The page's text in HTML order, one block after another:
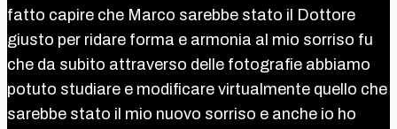
fatto capire che Marco sarebbe stato il Dottore
giusto per ridare forma e armonia al mio sorriso fu
che da subito attraverso delle fotografie abbiamo
potuto studiare e modificare virtualmente quello che
sarebbe stato il mio nuovo sorriso e anche io ho